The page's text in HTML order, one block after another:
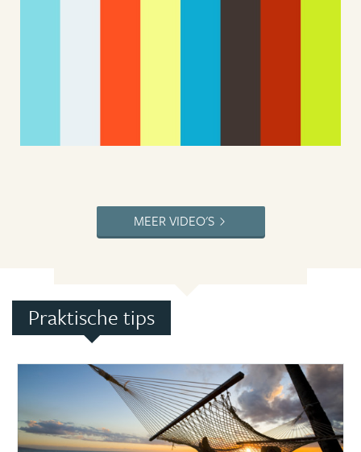
MEER VIDEO'S
Praktische tips